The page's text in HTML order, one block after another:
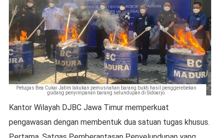
Petugas Bea Cukai Jatim lakukan pemusnahan barang bukti hasil penggerebekan
gudang penyimpanan barang selundupan di Sidoarjo.
Kantor Wilayah DJBC Jawa Timur memperkuat
pengawasan dengan membentuk dua satuan tugas khusus.